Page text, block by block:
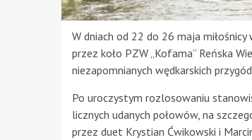
W dniach od 22 do 26 maja
przez koło PZW „Kofama” Reńska
niezapomnianych wędkarskich
Po uroczystym rozlosowaniu
licznych udanych połowów, na
przez duet Krystian Ćwikowski i